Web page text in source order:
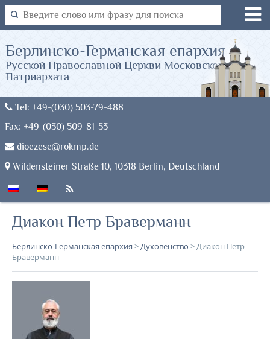
Tel: +49-(030) 503-79-488
Fax: +49-(030) 509-81-53
dioezese@rokmp.de
Wildensteiner Straße 10, 10318 Berlin, Deutschland
Берлинско-Германская епархия
Русской Православной Церкви Московского
Патриархата
Диакон Петр Браверманн
Берлинско-Германская епархия >Духовенство >Диакон Петр
Браверманн